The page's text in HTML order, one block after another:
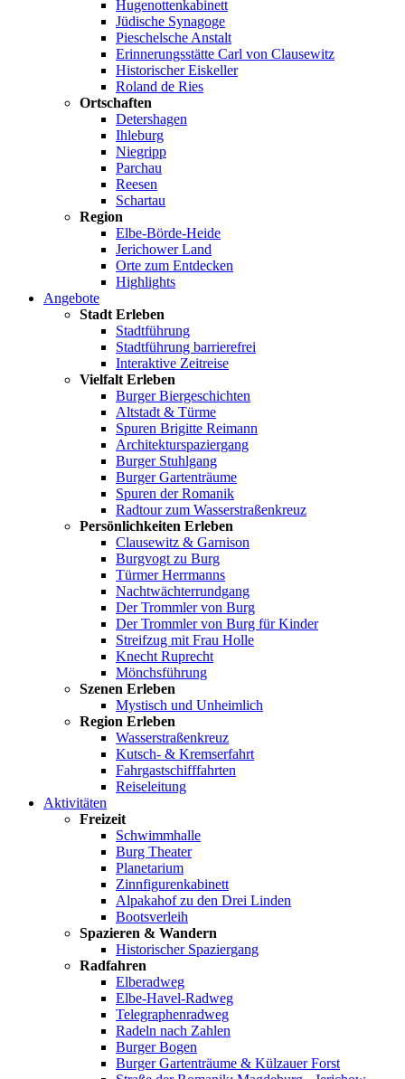
Hugenottenkabinett
Jüdische Synagoge
Pieschelsche Anstalt
Erinnerungsstätte Carl von Clausewitz
Historischer Eiskeller
Roland de Ries
Ortschaften
Detershagen
Ihleburg
Niegripp
Parchau
Reesen
Schartau
Region
Elbe-Börde-Heide
Jerichower Land
Orte zum Entdecken
Highlights
Angebote
Stadt Erleben
Stadtführung
Stadtführung barrierefrei
Interaktive Zeitreise
Vielfalt Erleben
Burger Biergeschichten
Altstadt & Türme
Spuren Brigitte Reimann
Architekturspaziergang
Burger Stuhlgang
Burger Gartenträume
Spuren der Romanik
Radtour zum Wasserstraßenkreuz
Persönlichkeiten Erleben
Clausewitz & Garnison
Burgvogt zu Burg
Türmer Herrmanns
Nachtwächterrundgang
Der Trommler von Burg
Der Trommler von Burg für Kinder
Streifzug mit Frau Holle
Knecht Ruprecht
Mönchsführung
Szenen Erleben
Mystisch und Unheimlich
Region Erleben
Wasserstraßenkreuz
Kutsch- & Kremserfahrt
Fahrgastschifffahrten
Reiseleitung
Aktivitäten
Freizeit
Schwimmhalle
Burg Theater
Planetarium
Zinnfigurenkabinett
Alpakahof zu den Drei Linden
Bootsverleih
Spazieren & Wandern
Historischer Spaziergang
Radfahren
Elberadweg
Elbe-Havel-Radweg
Telegraphenradweg
Radeln nach Zahlen
Burger Bogen
Burger Gartenträume & Külzauer Forst